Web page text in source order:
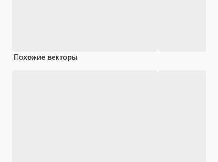
Похожие векторы